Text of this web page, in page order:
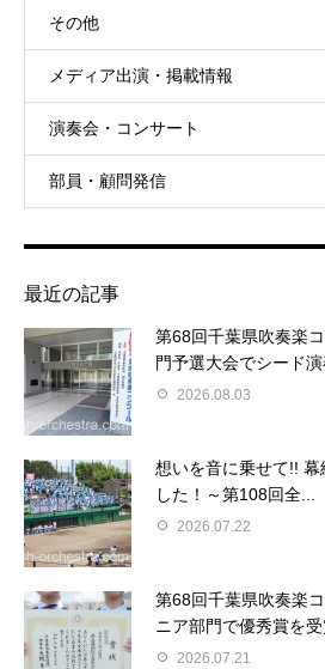
その他
メディア出演・掲載情報
演奏会・コンサート
部員・顧問発信
最近の記事
第68回千葉県吹奏楽
門予選大会でシード演
2026.08.03
想いを音に乗せて!!
した！～第108回全...
2026.07.22
第68回千葉県吹奏楽
ニア部門で優秀賞を受
2026.07.21